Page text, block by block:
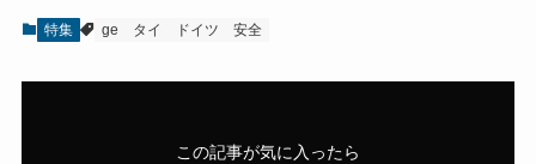
特集 ge タイ ドイツ 安全
この記事が気に入ったら